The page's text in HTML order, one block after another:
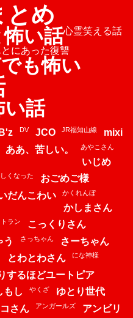
とめ
い話心霊笑える話
にあった復讐
も怖い
い話
B'z DV JCO JR福知山線 mixi
ああ、苦しい。 あやこさん
いじめ
くなった おごめご様
だんこわい かくれんぼ
かしまさん
ラン こっくりさん
う さっちゃん さーちゃん
とわとわさん にな神様
するほどユートピア
もし やくざ ゆとり世代
さん アンガールズ アンビリ